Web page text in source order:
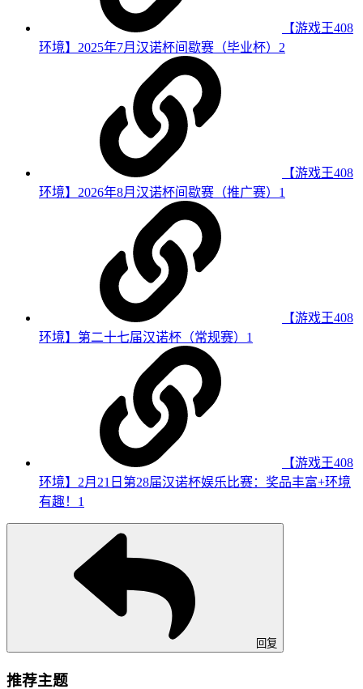
【游戏王408
环境】2025年7月汉诺杯间歇赛（毕业杯） 2
【游戏王408
环境】2026年8月汉诺杯间歇赛（推广赛） 1
【游戏王408
环境】第二十七届汉诺杯（常规赛） 1
【游戏王408
环境】2月21日第28届汉诺杯娱乐比赛：奖品丰富+环境
有趣！ 1
回复
推荐主题